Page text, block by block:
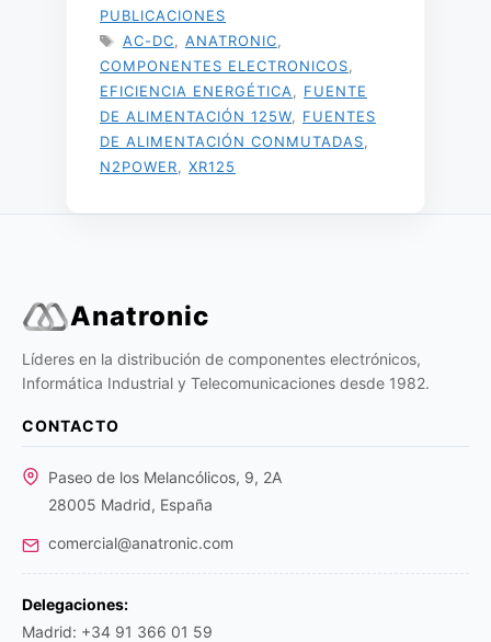
PUBLICACIONES
ETIQUETAS
AC-DC ANATRONIC
COMPONENTES ELECTRONICOS
EFICIENCIA ENERGÉTICA
FUENTE
DE ALIMENTACIÓN 125W
FUENTES
DE ALIMENTACIÓN CONMUTADAS
N2POWER
XR125
Anatronic
Líderes en la distribución de componentes electrónicos,
Informática Industrial y Telecomunicaciones desde 1982.
CONTACTO
Paseo de los Melancólicos, 9, 2A
28005 Madrid, España
comercial@anatronic.com
Delegaciones:
Madrid: +34 91 366 01 59